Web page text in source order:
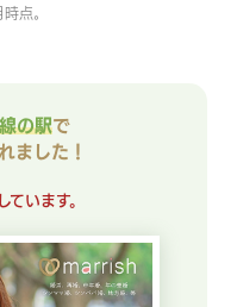
点。
の駅で
ました！
います。